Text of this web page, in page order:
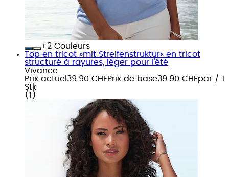
+
Couleurs
Top en tricot »mit Streifenstruktur« en tricot
structuré à rayures, léger pour l'été
Vivance
Prix actuel 39.90 CHFPrix de base39.90 CHFpar / 1
Stk
( 1 )